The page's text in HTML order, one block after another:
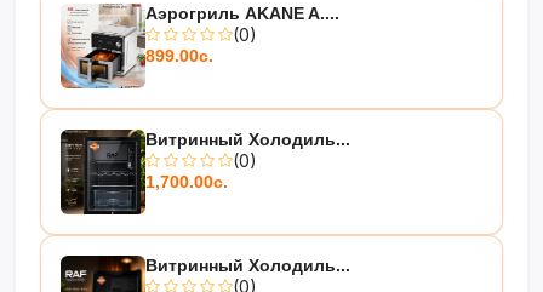
Аэрогриль AKANE A....
(0)
899.00с.
Витринный Холодиль...
(0)
1,700.00с.
Витринный Холодиль...
(0)